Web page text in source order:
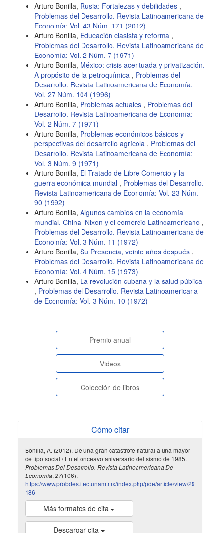
Arturo Bonilla, Rusia: Fortalezas y debilidades ,
Problemas del Desarrollo. Revista Latinoamericana de
Economía: Vol. 43 Núm. 171 (2012)
Arturo Bonilla, Educación clasista y reforma ,
Problemas del Desarrollo. Revista Latinoamericana de
Economía: Vol. 2 Núm. 7 (1971)
Arturo Bonilla, México: crisis acentuada y privatización.
A propósito de la petroquímica , Problemas del
Desarrollo. Revista Latinoamericana de Economía:
Vol. 27 Núm. 104 (1996)
Arturo Bonilla, Problemas actuales , Problemas del
Desarrollo. Revista Latinoamericana de Economía:
Vol. 2 Núm. 7 (1971)
Arturo Bonilla, Problemas económicos básicos y
perspectivas del desarrollo agrícola , Problemas del
Desarrollo. Revista Latinoamericana de Economía:
Vol. 3 Núm. 9 (1971)
Arturo Bonilla, El Tratado de Libre Comercio y la
guerra económica mundial , Problemas del Desarrollo.
Revista Latinoamericana de Economía: Vol. 23 Núm.
90 (1992)
Arturo Bonilla, Algunos cambios en la economía
mundial. China, Nixon y el comercio Latinoamericano ,
Problemas del Desarrollo. Revista Latinoamericana de
Economía: Vol. 3 Núm. 11 (1972)
Arturo Bonilla, Su Presencia, veinte años después ,
Problemas del Desarrollo. Revista Latinoamericana de
Economía: Vol. 4 Núm. 15 (1973)
Arturo Bonilla, La revolución cubana y la salud pública
, Problemas del Desarrollo. Revista Latinoamericana
de Economía: Vol. 3 Núm. 10 (1972)
paginasespeciales
Premio anual
Videos
Colección de libros
Cómo citar
Bonilla, A. (2012). De una gran catástrofe natural a una mayor
de tipo social / En el onceavo aniversario del sismo de 1985.
Problemas Del Desarrollo. Revista Latinoamericana De
Economía, 27(106).
https://www.probdes.iiec.unam.mx/index.php/pde/article/view/29
186
Más formatos de cita
Descargar cita